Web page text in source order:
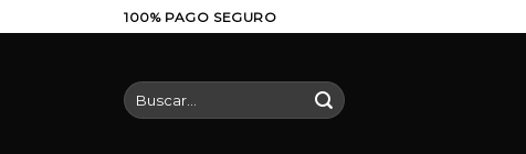
al
100% PAGO SEGURO
Buscar
por: